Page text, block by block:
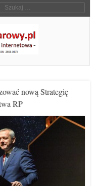
Szukaj
nową Strategię
RP